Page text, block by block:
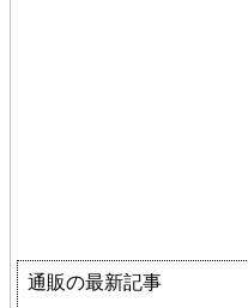
通販の最新記事